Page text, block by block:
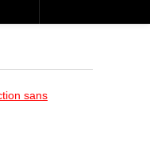
sans